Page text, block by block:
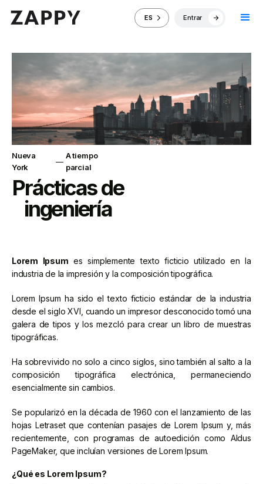
ES Entrar
Nueva
York
—
A tiempo
parcial
Prácticas de
ingeniería
Lorem Ipsum es simplemente texto ficticio utilizado en la
industria de la impresión y la composición tipográfica.
Lorem Ipsum ha sido el texto ficticio estándar de la industria
desde el siglo XVI, cuando un impresor desconocido tomó una
galera de tipos y los mezcló para crear un libro de muestras
tipográficas.
Ha sobrevivido no solo a cinco siglos, sino también al salto a la
composición tipográfica electrónica, permaneciendo
esencialmente sin cambios.
Se popularizó en la década de 1960 con el lanzamiento de las
hojas Letraset que contenían pasajes de Lorem Ipsum y, más
recientemente, con programas de autoedición como Aldus
PageMaker, que incluían versiones de Lorem Ipsum.
¿Qué es Lorem Ipsum?